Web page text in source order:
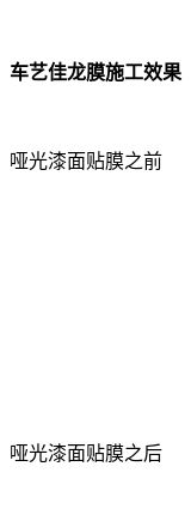
车艺佳龙膜施工效果
哑光漆面贴膜之前
哑光漆面贴膜之后